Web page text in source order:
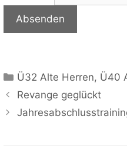
Kategorien
Ü32 Alte Herren, Ü40
Revange geglückt